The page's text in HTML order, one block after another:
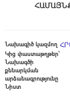
Նախագիծ կազմող
Կից փաստաթղթեր՝
Նախագծի
քննարկման
արձանագրությունը
Նիստ